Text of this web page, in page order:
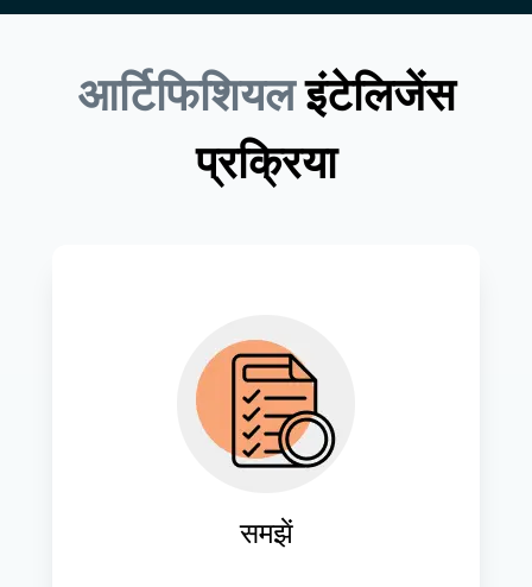
आर्टिफिशियलइंटेलिजेंस
प्रक्रिया
समझें
सफल डिजिटल परिवर्तन पहलों की नींव रखने के
लिए ग्राहकों की ज़रूरतों और व्यावसायिक
प्रक्रियाओं की गहरी समझ हासिल करें।